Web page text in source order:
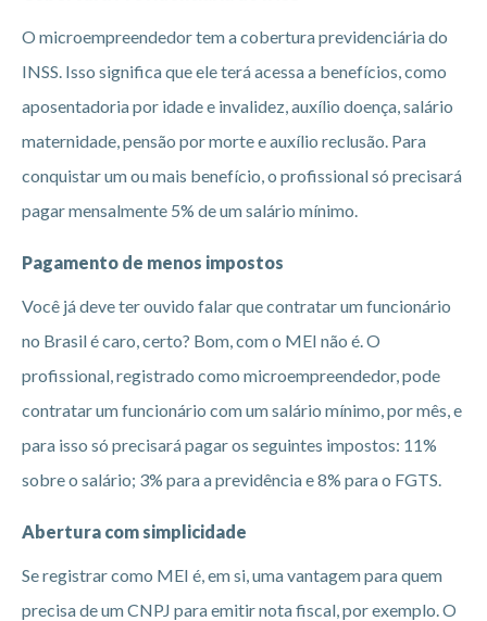
O microempreendedor tem a cobertura previdenciária do
INSS. Isso significa que ele terá acessa a benefícios, como
aposentadoria por idade e invalidez, auxílio doença, salário
maternidade, pensão por morte e auxílio reclusão. Para
conquistar um ou mais benefício, o profissional só precisará
pagar mensalmente 5% de um salário mínimo.
Pagamento de menos impostos
Você já deve ter ouvido falar que contratar um funcionário
no Brasil é caro, certo? Bom, com o MEI não é. O
profissional, registrado como microempreendedor, pode
contratar um funcionário com um salário mínimo, por mês, e
para isso só precisará pagar os seguintes impostos: 11%
sobre o salário; 3% para a previdência e 8% para o FGTS.
Abertura com simplicidade
Se registrar como MEI é, em si, uma vantagem para quem
precisa de um CNPJ para emitir nota fiscal, por exemplo. O